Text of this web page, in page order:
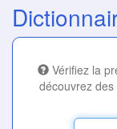
Vérifiez la
découvrez